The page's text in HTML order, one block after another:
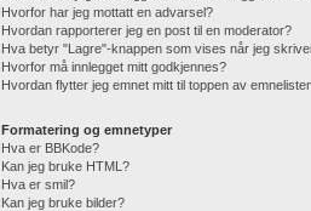
Hvorfor har jeg mottatt en advarsel?
Hvordan rapporterer jeg en post til en moderator?
Hva betyr "Lagre"-knappen som vises når jeg
Hvorfor må innlegget mitt godkjennes?
Hvordan flytter jeg emnet mitt til toppen av
Formatering og emnetyper
Hva er BBKode?
Kan jeg bruke HTML?
Hva er smil?
Kan jeg bruke bilder?